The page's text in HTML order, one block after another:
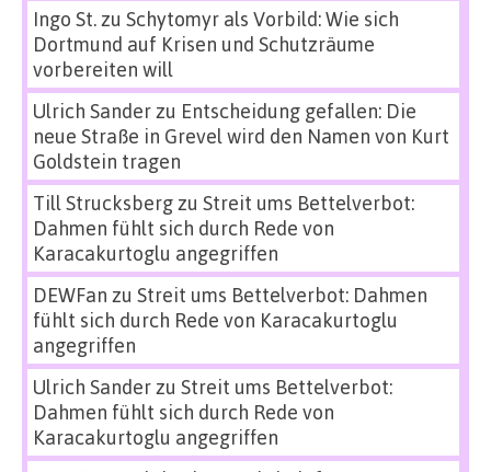
Ingo St.zu Schytomyr als Vorbild: Wie sich
Dortmund auf Krisen und Schutzräume
vorbereiten will
Ulrich Sanderzu Entscheidung gefallen: Die
neue Straße in Grevel wird den Namen von Kurt
Goldstein tragen
Till Strucksbergzu Streit ums Bettelverbot:
Dahmen fühlt sich durch Rede von
Karacakurtoglu angegriffen
DEWFan zu Streit ums Bettelverbot: Dahmen
fühlt sich durch Rede von Karacakurtoglu
angegriffen
Ulrich Sanderzu Streit ums Bettelverbot:
Dahmen fühlt sich durch Rede von
Karacakurtoglu angegriffen